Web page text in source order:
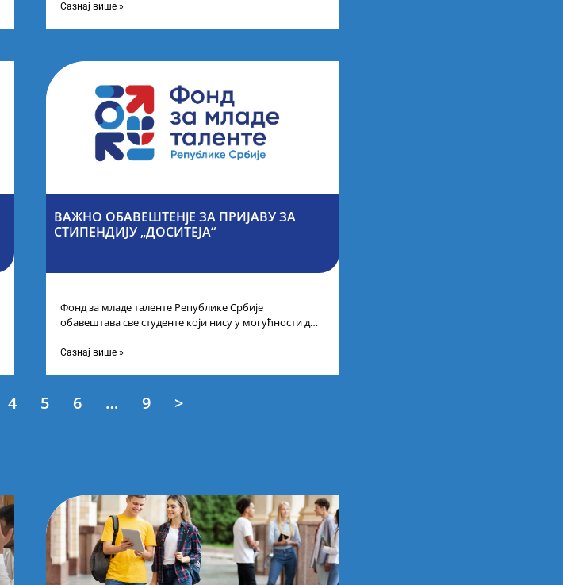
Сазнај више »
ВАЖНО ОБАВЕШТЕНјЕ ЗА ПРИЈАВУ ЗА
СТИПЕНДИЈУ „ДОСИТЕЈА“
Фонд за младе таленте Републике Србије
обавештава све студенте који нису у могућности да
Сазнај више »
4 5 6 … 9 >